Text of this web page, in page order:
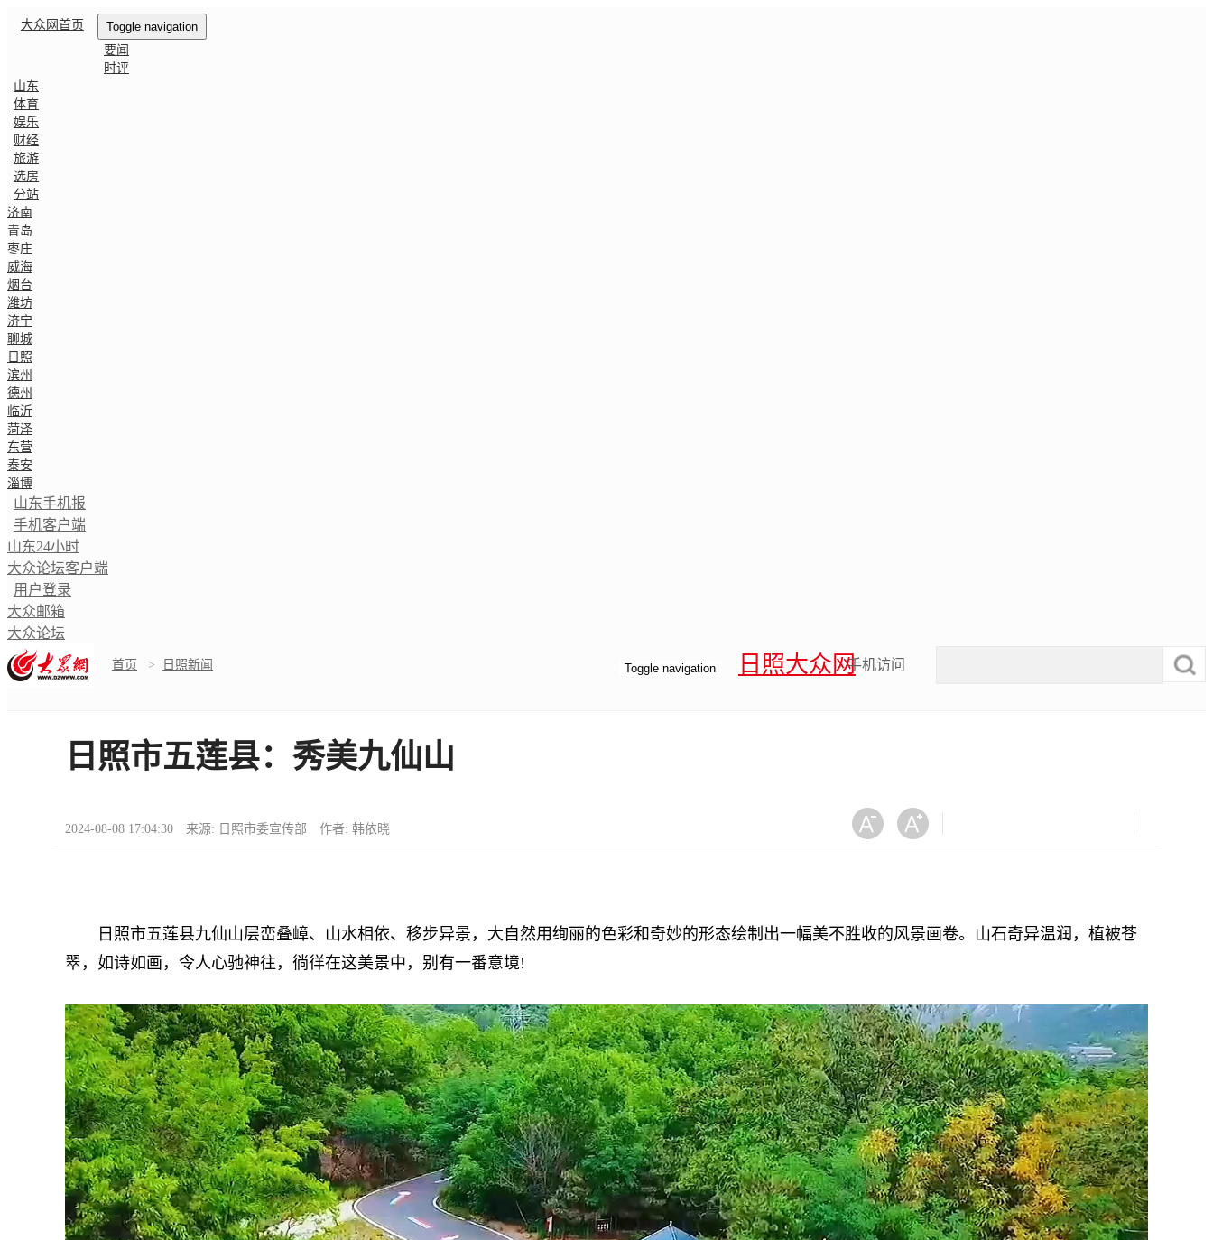
Toggle navigation
大众网首页
要闻
时评
山东
体育
娱乐
财经
旅游
选房
分站
济南
青岛
枣庄
威海
烟台
潍坊
济宁
聊城
日照
滨州
德州
临沂
菏泽
东营
泰安
淄博
山东手机报
手机客户端
山东24小时
大众论坛客户端
用户登录
大众邮箱
大众论坛
Toggle navigation 日照大众网
首页 > 日照新闻 手机访问
日照市五莲县：秀美九仙山
2024-08-08 17:04:30 来源: 日照市委宣传部 作者: 韩依晓
日照市五莲县九仙山层峦叠嶂、山水相依、移步异景，大自然用绚丽的色彩和奇妙的形态绘制出一幅美不胜收的风景画卷。山石奇异温润，植被苍
翠，如诗如画，令人心驰神往，徜徉在这美景中，别有一番意境!